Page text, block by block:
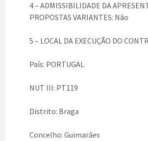
4 – ADMISSIBILIDADE DA
PROPOSTAS VARIANTES: Não
5 – LOCAL DA EXECUÇÃO DO
País: PORTUGAL
NUT III: PT119
Distrito: Braga
Concelho: Guimarães